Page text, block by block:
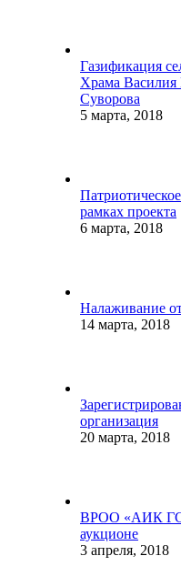
Газификация
Храма
Суворова
5 марта, 2018
рамках проекта
6 марта, 2018
Налаживание
14 марта, 2018
организация
20 марта, 2018
ВРОО «АИК ГС»
аукционе
3 апреля, 2018